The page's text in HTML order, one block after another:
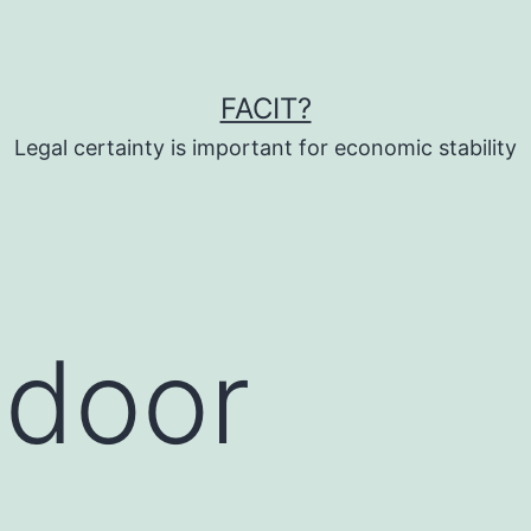
FACIT?
Legal certainty is important for economic stability